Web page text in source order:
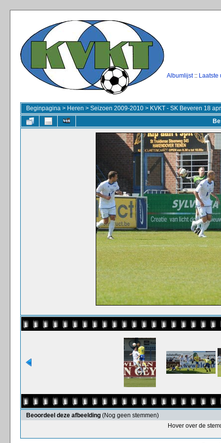
Albumlijst:: Laatste
Beginpagina > Heren > Seizoen 2009-2010 > KVKT - SK Beveren 18
Beoordeel deze afbeelding (Nog geen stemmen)
Hover over de